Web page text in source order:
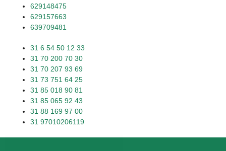
629148475
629157663
639709481
31 6 54 50 12 33
31 70 200 70 30
31 70 207 93 69
31 73 751 64 25
31 85 018 90 81
31 85 065 92 43
31 88 169 97 00
31 97010206119